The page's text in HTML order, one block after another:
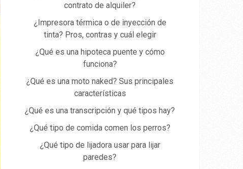
contrato de alquiler?
¿Impresora térmica o de inyección de
tinta? Pros, contras y cuál elegir
¿Qué es una hipoteca puente y cómo
funciona?
¿Qué es una moto naked? Sus principales
características
¿Qué es una transcripción y qué tipos hay?
¿Qué tipo de comida comen los perros?
¿Qué tipo de lijadora usar para lijar
paredes?